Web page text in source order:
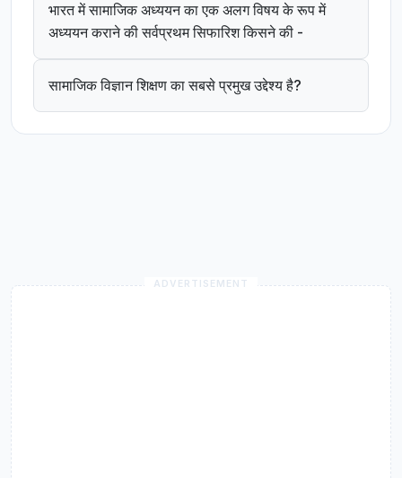
भारत में सामाजिक अध्ययन का एक अलग विषय के रूप में
अध्ययन कराने की सर्वप्रथम सिफारिश किसने की -
सामाजिक विज्ञान शिक्षण का सबसे प्रमुख उद्देश्य है?